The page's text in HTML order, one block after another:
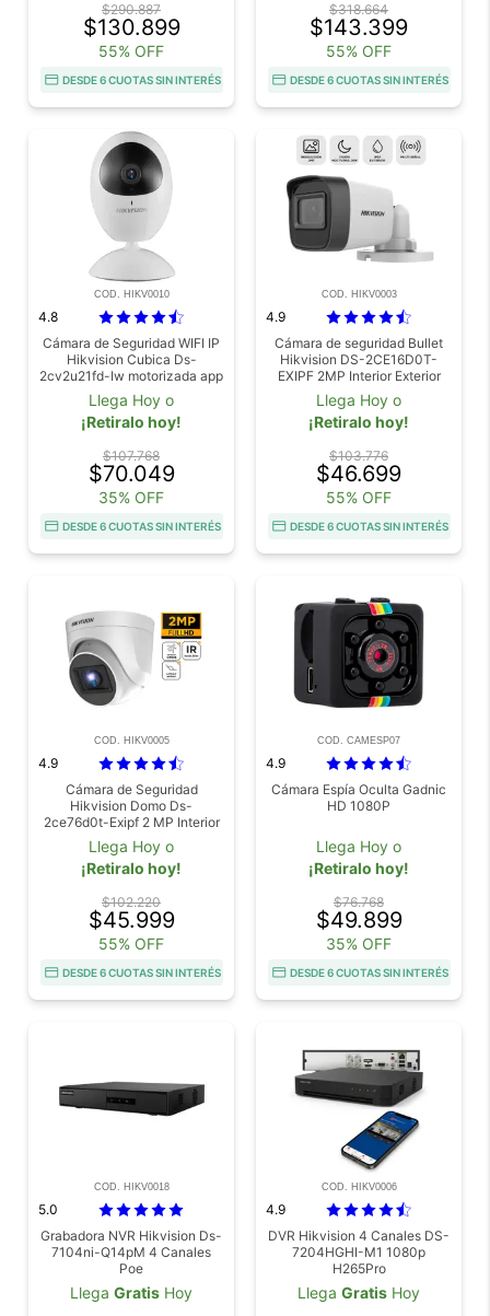
$290.887
$130.899
55% OFF
DESDE 6 CUOTAS SIN INTERÉS
$318.664
$143.399
55% OFF
DESDE 6 CUOTAS SIN INTERÉS
COD. HIKV0010
4.8
Cámara de Seguridad WIFI IP
Hikvision Cubica Ds-
2cv2u21fd-Iw motorizada app
Llega Hoy o
¡Retiralo hoy!
$107.768
$70.049
35% OFF
DESDE 6 CUOTAS SIN INTERÉS
COD. HIKV0003
4.9
Cámara de seguridad Bullet
Hikvision DS-2CE16D0T-
EXIPF 2MP Interior Exterior
IP67
Llega Hoy o
¡Retiralo hoy!
$103.776
$46.699
55% OFF
DESDE 6 CUOTAS SIN INTERÉS
COD. HIKV0005
4.9
Cámara de Seguridad
Hikvision Domo Ds-
2ce76d0t-Exipf 2 MP Interior
Llega Hoy o
¡Retiralo hoy!
$102.220
$45.999
55% OFF
DESDE 6 CUOTAS SIN INTERÉS
COD. CAMESP07
4.9
Cámara Espía Oculta Gadnic
HD 1080P
Llega Hoy o
¡Retiralo hoy!
$76.768
$49.899
35% OFF
DESDE 6 CUOTAS SIN INTERÉS
COD. HIKV0018
5.0
Grabadora NVR Hikvision Ds-
7104ni-Q14pM 4 Canales
Poe
Llega Gratis Hoy
COD. HIKV0006
4.9
DVR Hikvision 4 Canales DS-
7204HGHI-M1 1080p
H265Pro
Llega Gratis Hoy